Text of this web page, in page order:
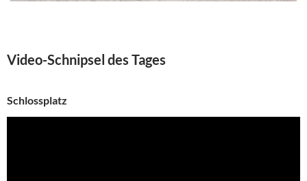
Video-Schnipsel des Tages
Schlossplatz